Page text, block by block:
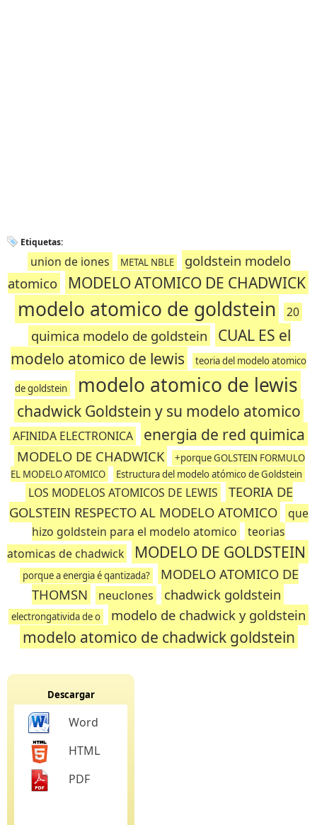
Etiquetas:
union de iones METAL NBLE
goldstein modelo
atomico
MODELO ATOMICO DE CHADWICK
modelo atomico de goldstein 20
quimica modelo de goldstein
CUAL ES el
modelo atomico de lewis
teoria del modelo atomico
de goldstein modelo atomico de lewis
chadwick Goldstein y su modelo atomico
AFINIDA ELECTRONICA energia de red quimica
MODELO DE CHADWICK
+porque GOLSTEIN FORMULO
EL MODELO ATOMICO
Estructura del modelo atómico de Goldstein
LOS MODELOS ATOMICOS DE LEWIS
TEORIA DE
GOLSTEIN RESPECTO AL MODELO ATOMICO
que
hizo goldstein para el modelo atomico
teorias
atomicas de chadwick
MODELO DE GOLDSTEIN
porque a energia é qantizada?
MODELO ATOMICO DE
THOMSN
neuclones chadwick goldstein
electrongativida de o modelo de chadwick y goldstein
modelo atomico de chadwick goldstein
Descargar
Word
HTML
PDF